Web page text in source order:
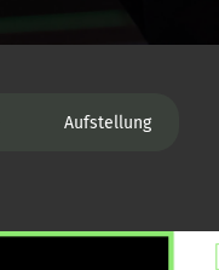
Aufstellung